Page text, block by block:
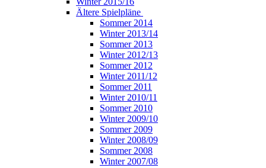
Ältere Spielpläne
Sommer 2014
Winter 2013/14
Sommer 2013
Winter 2012/13
Sommer 2012
Winter 2011/12
Sommer 2011
Winter 2010/11
Sommer 2010
Winter 2009/10
Sommer 2009
Winter 2008/09
Sommer 2008
Winter 2007/08